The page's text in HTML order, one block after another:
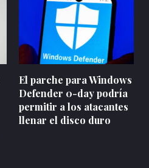
El parche para Windows
Defender 0-day podría
permitir a los atacantes
llenar el disco duro